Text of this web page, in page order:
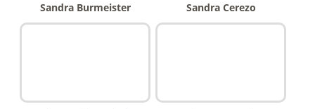
Sandra Burmeister Sandra Cerezo